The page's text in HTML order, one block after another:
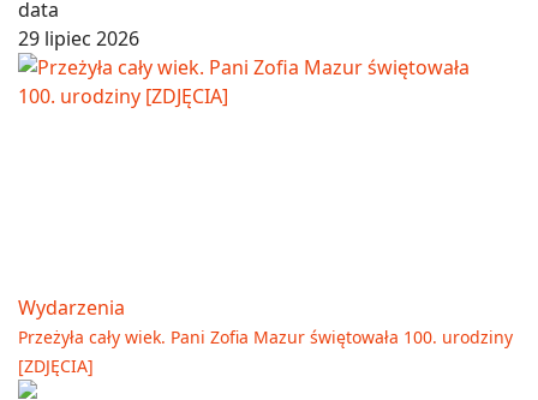
29 lipiec 2026
Wydarzenia
Przeżyła cały wiek. Pani Zofia Mazur świętowała 100. urodziny
[ZDJĘCIA]